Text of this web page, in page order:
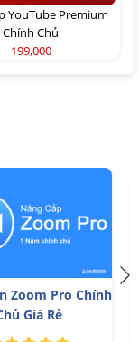
YouTube Premium
Chính Chủ
199,000
Zoom Pro Chính
Giá Rẻ